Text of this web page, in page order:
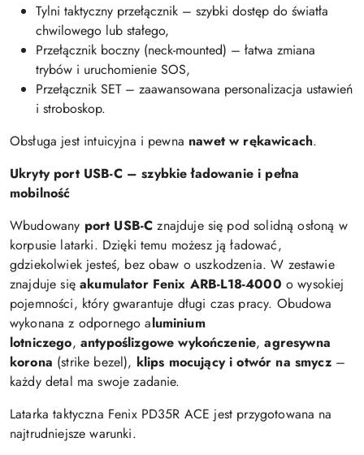
Tylni taktyczny przełącznik – szybki dostęp do światła
chwilowego lub stałego,
Przełącznik boczny (neck-mounted) – łatwa zmiana
trybów i uruchomienie SOS,
Przełącznik SET – zaawansowana personalizacja ustawień
i stroboskop.
Obsługa jest intuicyjna i pewna nawet w rękawicach.
Ukryty port USB-C – szybkie ładowanie i pełna
mobilność
Wbudowany port USB-C znajduje się pod solidną osłoną w
korpusie latarki. Dzięki temu możesz ją ładować,
gdziekolwiek jesteś, bez obaw o uszkodzenia. W zestawie
znajduje się akumulator Fenix ARB-L18-4000 o wysokiej
pojemności, który gwarantuje długi czas pracy. Obudowa
wykonana z odpornego aluminium
lotniczego, antypoślizgowe wykończenie, agresywna
korona (strike bezel), klips mocujący i otwór na smycz –
każdy detal ma swoje zadanie.
Latarka taktyczna Fenix PD35R ACE jest przygotowana na
najtrudniejsze warunki.